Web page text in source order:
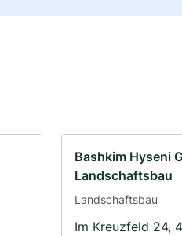
Bashkim Hyseni
Landschaftsbau
Landschaftsbau
Im Kreuzfeld 24,